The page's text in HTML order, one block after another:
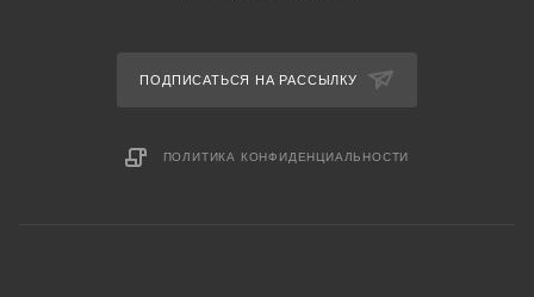
ПОДПИСАТЬСЯ НА РАССЫЛКУ
ПОЛИТИКА КОНФИДЕНЦИАЛЬНОСТИ